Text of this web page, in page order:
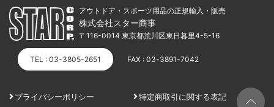
アウトドア・スポーツ用品の正規輸入・販売
株式会社スター商事
〒116-0014 東京都荒川区東日暮里4-5-16
TEL : 03-3805-2651 FAX : 03-3891-7042
プライバシーポリシー
特定商取引に関する表記